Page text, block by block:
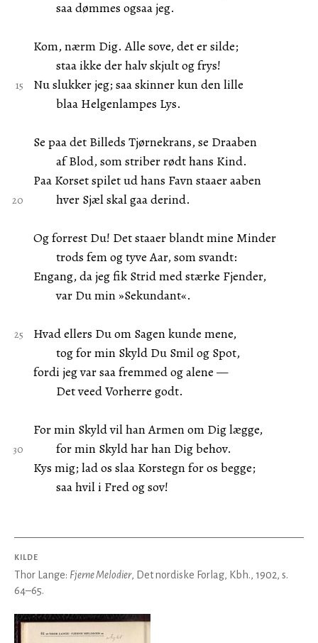
saa dømmes ogsaa jeg.
Kom, nærm Dig. Alle sove, det er silde;
staa ikke der halv skjult og frys!
Nu slukker jeg; saa skinner kun den lille
blaa Helgenlampes Lys.
Se paa det Billeds Tjørnekrans, se Draaben
af Blod, som striber rødt hans Kind.
Paa Korset spilet ud hans Favn staaer aaben
hver Sjæl skal gaa derind.
Og forrest Du! Det staaer blandt mine Minder
trods fem og tyve Aar, som svandt:
Engang, da jeg fik Strid med stærke Fjender,
var Du min »Sekundant«.
Hvad ellers Du om Sagen kunde mene,
tog for min Skyld Du Smil og Spot,
fordi jeg var saa fremmed og alene —
Det veed Vorherre godt.
For min Skyld vil han Armen om Dig lægge,
for min Skyld har han Dig behov.
Kys mig; lad os slaa Korstegn for os begge;
saa hvil i Fred og sov!
KILDE
Thor Lange: Fjerne Melodier, Det nordiske Forlag, Kbh., 1902, s.
64–65.